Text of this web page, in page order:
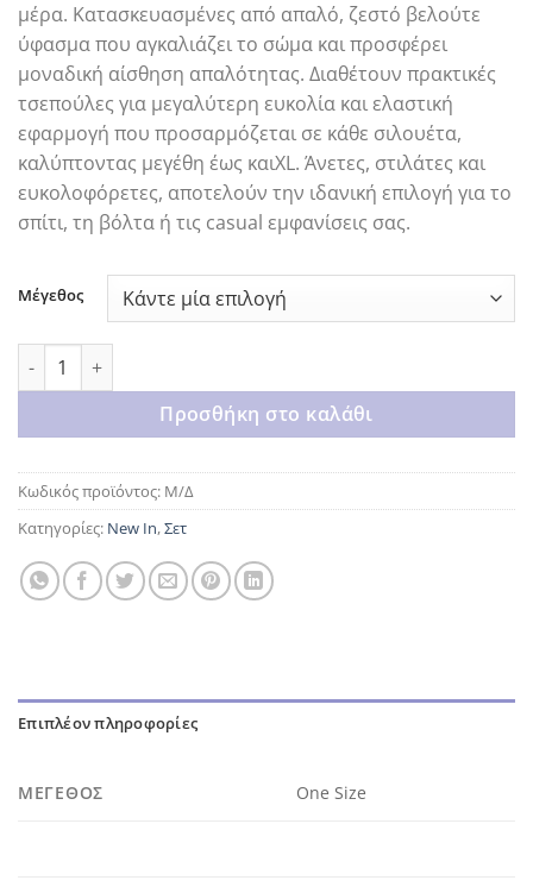
μέρα. Κατασκευασμένες από απαλό, ζεστό βελούτε
ύφασμα που αγκαλιάζει το σώμα και προσφέρει
μοναδική αίσθηση απαλότητας. Διαθέτουν πρακτικές
τσεπούλες για μεγαλύτερη ευκολία και ελαστική
εφαρμογή που προσαρμόζεται σε κάθε σιλουέτα,
καλύπτοντας μεγέθη έως καιXL. Άνετες, στιλάτες και
ευκολοφόρετες, αποτελούν την ιδανική επιλογή για το
σπίτι, τη βόλτα ή τις casual εμφανίσεις σας.
Μέγεθος
Black velvet set ποσότητα
Προσθήκη στο καλάθι
Κωδικός προϊόντος: Μ/Δ
Κατηγορίες: New In,Σετ
Επιπλέον πληροφορίες
ΜΈΓΕΘΟΣ One Size